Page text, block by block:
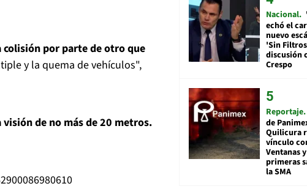
colisión por parte de otro que
y la quema de vehículos",
de no más de 20 metros.
Nacional
echó el
nuevo
'Sin
discusión
Crespo
Reportaje
de
Quilicura
vínculo
Ventanas
primeras
la SMA